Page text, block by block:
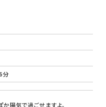
分
陽気で過ごせますよ。